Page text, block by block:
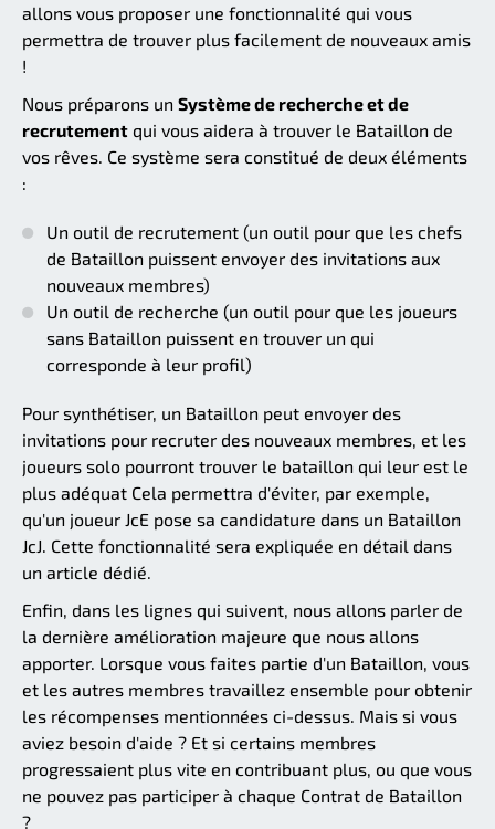
allons vous proposer une fonctionnalité qui vous
permettra de trouver plus facilement de nouveaux amis
!
Nous préparons un Système de recherche et de
recrutement qui vous aidera à trouver le Bataillon de
vos rêves. Ce système sera constitué de deux éléments
:
Un outil de recrutement (un outil pour que les chefs
de Bataillon puissent envoyer des invitations aux
nouveaux membres)
Un outil de recherche (un outil pour que les joueurs
sans Bataillon puissent en trouver un qui
corresponde à leur profil)
Pour synthétiser, un Bataillon peut envoyer des
invitations pour recruter des nouveaux membres, et les
joueurs solo pourront trouver le bataillon qui leur est le
plus adéquat Cela permettra d'éviter, par exemple,
qu'un joueur JcE pose sa candidature dans un Bataillon
JcJ. Cette fonctionnalité sera expliquée en détail dans
un article dédié.
Enfin, dans les lignes qui suivent, nous allons parler de
la dernière amélioration majeure que nous allons
apporter. Lorsque vous faites partie d'un Bataillon, vous
et les autres membres travaillez ensemble pour obtenir
les récompenses mentionnées ci-dessus. Mais si vous
aviez besoin d'aide ? Et si certains membres
progressaient plus vite en contribuant plus, ou que vous
ne pouvez pas participer à chaque Contrat de Bataillon
?